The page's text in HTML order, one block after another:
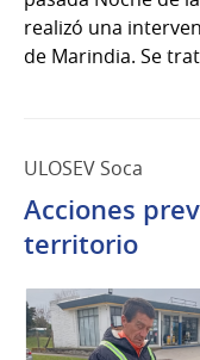
realizó una
de Marindia. Se
ULOSEV Soca
Acciones
territorio